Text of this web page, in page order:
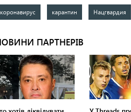
коронавирус карантин Нацгвардия